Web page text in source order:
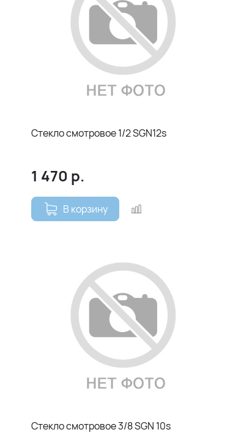
Стекло смотровое 1/2 SGN12s
1 470 р.
В корзину
Стекло смотровое 3/8 SGN 10s